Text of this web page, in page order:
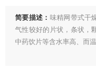
简要描述： 味精网带式干
气性较好的片状，条状，
中药饮片等含水率高、而